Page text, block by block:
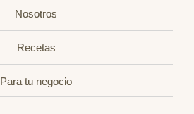
Nosotros
Recetas
Para tu negocio